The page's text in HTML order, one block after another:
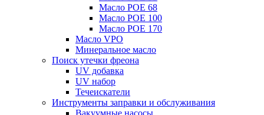
Масло POE 68
Масло POE 100
Масло POE 170
Масло VPO
Минеральное масло
Поиск утечки фреона
UV добавка
UV набор
Течеискатели
Инструменты заправки и обслуживания
Вакуумные насосы